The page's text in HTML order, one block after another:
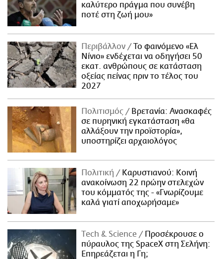
καλύτερο πράγμα που συνέβη
ποτέ στη ζωή μου»
Περιβάλλον
Το φαινόμενο «Ελ
Νίνιο» ενδέχεται να οδηγήσει 50
εκατ. ανθρώπους σε κατάσταση
οξείας πείνας πριν το τέλος του
2027
Πολιτισμός
Βρετανία: Ανασκαφές
σε πυρηνική εγκατάσταση «θα
αλλάξουν την προϊστορία»,
υποστηρίζει αρχαιολόγος
Πολιτική
Καρυστιανού: Κοινή
ανακοίνωση 22 πρώην στελεχών
του κόμματός της - «Γνωρίζουμε
καλά γιατί αποχωρήσαμε»
Τech & Science
Προσέκρουσε ο
πύραυλος της SpaceX στη Σελήνη:
Επηρεάζεται η Γη;